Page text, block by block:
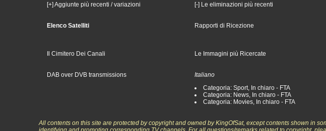
[+] Aggiunte più recenti / variazioni [-] Le eliminazioni più recenti
Elenco Satelliti Rapporti di Ricezione
Il Cimitero Dei Canali Le Immagini più Ricercate
DAB over DVB transmissions
Italiano
Categoria: Sport, In chiaro - FTA
Categoria: News, In chiaro - FTA
Categoria: Movies, In chiaro - FTA
All contents on this site are protected by copyright and owned by KingOfSat, except contents shown in